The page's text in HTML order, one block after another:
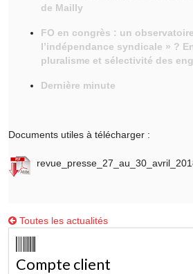
de Mailly
FO en congrès : un
l’indépendance syndicale » ?
pluralisme et sélectivité des
Dernière minute
Documents utiles à télécharger :
Toutes les actualités
Compte client